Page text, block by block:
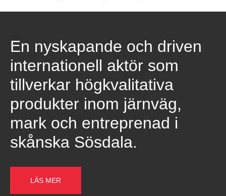
En nyskapande och driven
internationell aktör som
tillverkar högkvalitativa
produkter inom järnväg,
mark och entreprenad i
skånska Sösdala.
LÄS MER